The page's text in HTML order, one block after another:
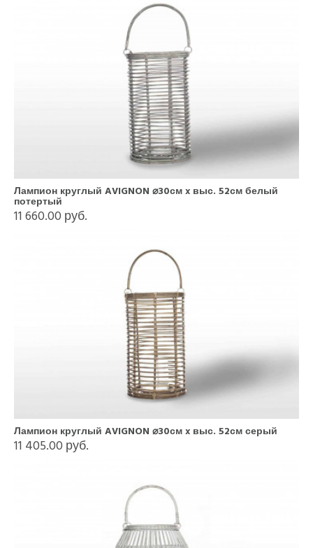
Лампион круглый AVIGNON ⌀30см x выс. 52см белый
потертый
11 660.00 руб.
Лампион круглый AVIGNON ⌀30см x выс. 52см серый
11 405.00 руб.